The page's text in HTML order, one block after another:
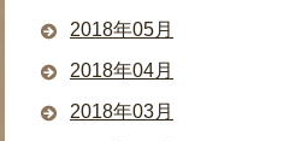
2018年05月
2018年04月
2018年03月